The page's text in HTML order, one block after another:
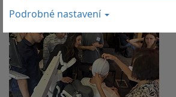
Podrobné nastavení